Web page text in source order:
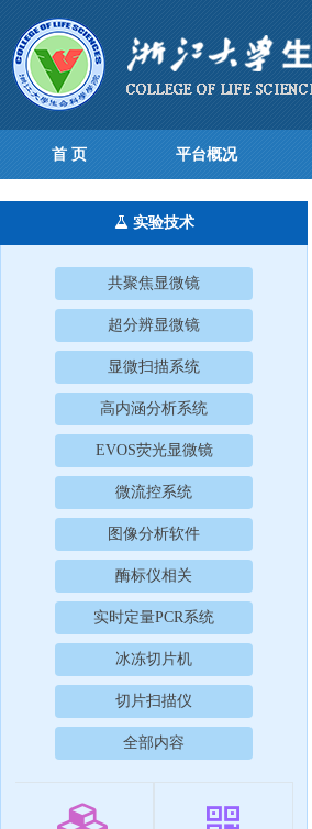
首 页 平台概况
实验技术
共聚焦显微镜
超分辨显微镜
显微扫描系统
高内涵分析系统
EVOS荧光显微镜
微流控系统
图像分析软件
酶标仪相关
实时定量PCR系统
冰冻切片机
切片扫描仪
全部内容